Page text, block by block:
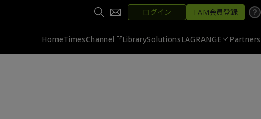
ログイン FAM会員登録
HomeTimesChannel LibrarySolutionsLAGRANGE Partners